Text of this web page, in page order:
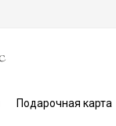
Подарочная карта